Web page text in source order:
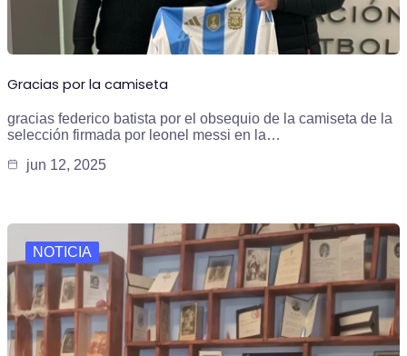
Gracias por la camiseta
gracias federico batista por el obsequio de la camiseta de la
selección firmada por leonel messi en la…
jun 12, 2025
NOTICIA